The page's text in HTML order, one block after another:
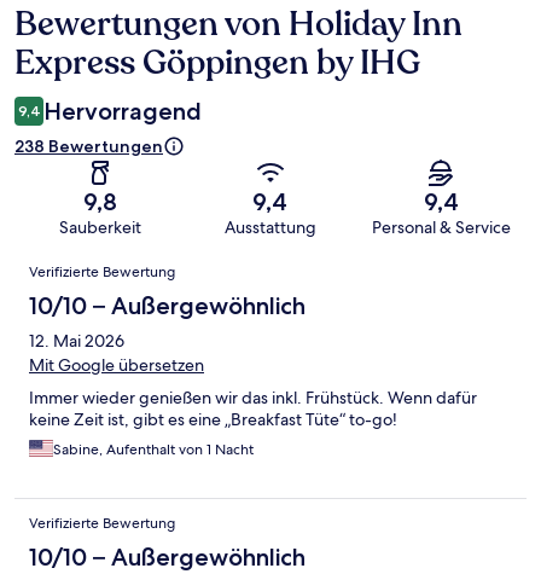
Bewertungen
Bewertungen von Holiday Inn
Express Göppingen by IHG
9,4 Hervorragend
238 Bewertungen
9,8
Sauberkeit
9,4
Ausstattung
9,4
Personal & Service
Bewertungen
Verifizierte Bewertung
10/10 – Außergewöhnlich
12. Mai 2026
Mit Google übersetzen
Immer wieder genießen wir das inkl. Frühstück. Wenn dafür
keine Zeit ist, gibt es eine „Breakfast Tüte“ to-go!
Sabine, Aufenthalt von 1 Nacht
Verifizierte Bewertung
10/10 – Außergewöhnlich